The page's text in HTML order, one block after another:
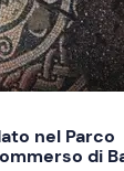
nel Parco
di